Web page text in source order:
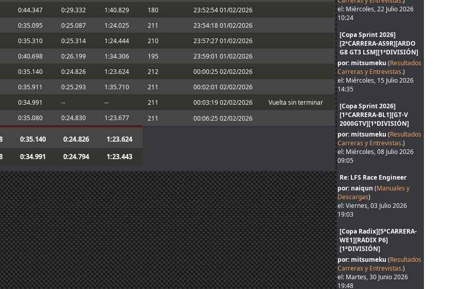
del partido, pero no quieren
día de la carrera por el partido?
Cup victory
server "cesav". Pasword erroneo ; Ha
Njoan estara contento! 😊😁
esta victoria de equipo en Liga a
¡va por tí!
Mixed Reality en steam. La
de VR, mejor optimizado que el WMR
👍.
🏆 la liga 2026 y a todos los
aprendiendo como funciona bien
0:44.347 0:29.332 1:40.829 180
23:52:54 01/02/2026
0:35.095 0:25.087 1:24.025 211
23:54:18 01/02/2026
0:35.310 0:25.314 1:24.444 210
23:57:27 01/02/2026
0:40.698 0:26.199 1:34.306 195
23:59:01 01/02/2026
0:35.140 0:24.826 1:23.624 212
00:00:25 02/02/2026
0:35.911 0:25.293 1:35.710 211
00:02:01 02/02/2026
0:34.991 -- -- 211 00:03:19 02/02/2026
Vuelta sin terminar
0:35.080 0:24.830 1:23.677 211 00:06:25 02/02/2026
0:35.140 0:24.826
1:23.624
0:34.991 0:24.794 1:23.443
el: Miércoles, 22 Julio 2026
10:24
[Copa Sprint 2026]
[2ªCARRERA-AS9R][ARDO
G8 GT3 LSM][1ªDIVISIÓN]
por: mitsumeku (Resultados
Carreras y Entrevistas.)
el: Miércoles, 15 Julio 2026
14:35
[Copa Sprint 2026]
[1ªCARRERA-BL1][GT-V
2000GTV][1ªDIVISIÓN]
por: mitsumeku (Resultados
Carreras y Entrevistas.)
el: Miércoles, 08 Julio 2026
09:05
Re: LFS Race Engineer
por: naiqun (Manuales y
Descargas)
el: Viernes, 03 Julio 2026
19:03
[Copa Radix][5ªCARRERA-
WE1][RADIX P6]
[1ªDIVISIÓN]
por: mitsumeku (Resultados
Carreras y Entrevistas.)
el: Martes, 30 Junio 2026
19:48